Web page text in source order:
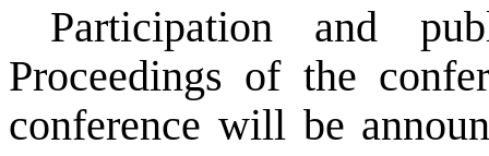
Participation and
Proceedings of the
conference will be